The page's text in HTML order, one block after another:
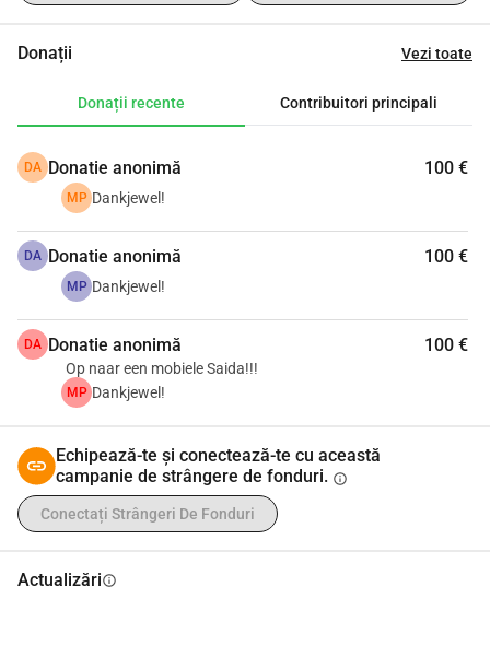
Donații Vezi toate
Donații recente Contribuitori principali
DA Donatie anonimă 100 €
MP Dankjewel!
DA Donatie anonimă 100 €
MP Dankjewel!
DA Donatie anonimă 100 €
Op naar een mobiele Saida!!!
MP Dankjewel!
Echipează-te și conectează-te cu această
campanie de strângere de fonduri. info
Conectați Strângeri De Fonduri
Actualizăriinfo